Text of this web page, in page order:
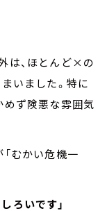
は、ほとんど×の
いました。特に
めず険悪な雰囲気
むかい危機一
しろいです」